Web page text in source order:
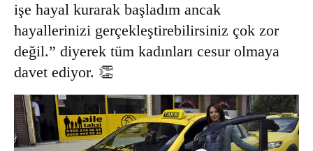
işe hayal kurarak başladım ancak
hayallerinizi gerçekleştirebilirsiniz çok zor
değil.” diyerek tüm kadınları cesur olmaya
davet ediyor. 👏